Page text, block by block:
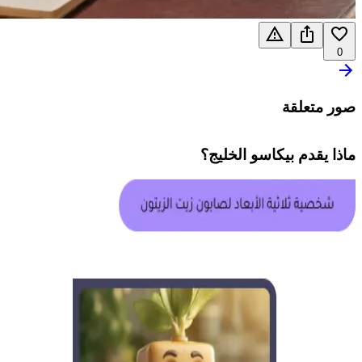
0
صور متعلقة
ماذا يقدم بيكاسو الخليج؟